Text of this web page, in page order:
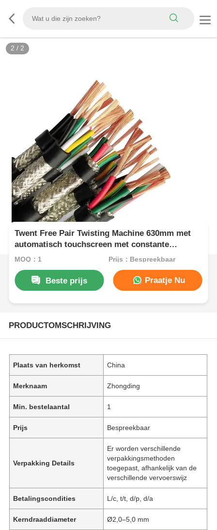
2 / 2
Twent Free Pair Twisting Machine 630mm met
automatisch touchscreen met constante
spanning
MOQ：1 Prijs：Bespreekbaar
Beste prijs Praatje Nu
PRODUCTOMSCHRIJVING
Plaats van herkomst China
Merknaam Zhongding
Min. bestelaantal 1
Prijs Bespreekbaar
Verpakking Details
Er worden verschillende
verpakkingsmethoden
toegepast, afhankelijk van de
verschillende vervoerswijz
Betalingscondities L/c, t/t, d/p, d/a
Kerndraaddiameter Ø2,0–5,0 mm